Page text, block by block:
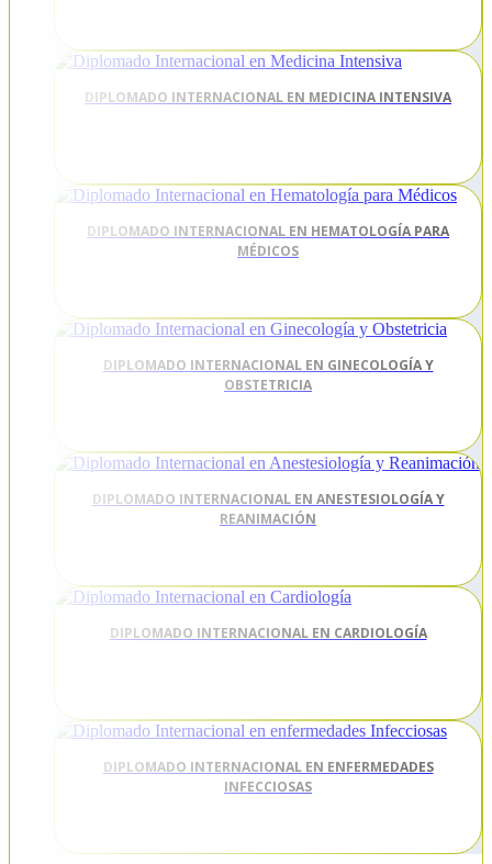
DIPLOMADO INTERNACIONAL EN MEDICINA INTENSIVA
DIPLOMADO INTERNACIONAL EN HEMATOLOGÍA PARA
MÉDICOS
DIPLOMADO INTERNACIONAL EN GINECOLOGÍA Y
OBSTETRICIA
DIPLOMADO INTERNACIONAL EN ANESTESIOLOGÍA Y
REANIMACIÓN
DIPLOMADO INTERNACIONAL EN CARDIOLOGÍA
DIPLOMADO INTERNACIONAL EN ENFERMEDADES
INFECCIOSAS